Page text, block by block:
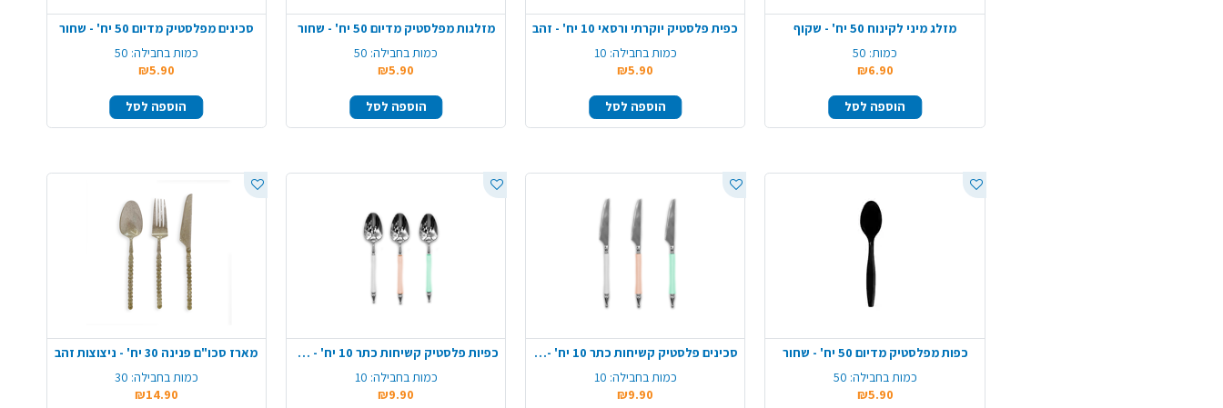
מזלג מיני לקינוח 50 יח' - שקוף
כמות: 50
₪6.90
הוספה לסל
כפית פלסטיק יוקרתי ורסאי 10 יח' - זהב
כמות בחבילה: 10
₪5.90
הוספה לסל
מזלגות מפלסטיק מדיום 50 יח' - שחור
כמות בחבילה: 50
₪5.90
הוספה לסל
סכינים מפלסטיק מדיום 50 יח' - שחור
כמות בחבילה: 50
₪5.90
הוספה לסל
כפות מפלסטיק מדיום 50 יח' - שחור
כמות בחבילה: 50
₪5.90
סכינים פלסטיק קשיחות כתר 10 יח' - צבע משתנה
כמות בחבילה: 10
₪9.90
כפיות פלסטיק קשיחות כתר 10 יח' - צבע משתנה
כמות בחבילה: 10
₪9.90
מארז סכו"ם פנינה 30 יח' - ניצוצות זהב
כמות בחבילה: 30
₪14.90